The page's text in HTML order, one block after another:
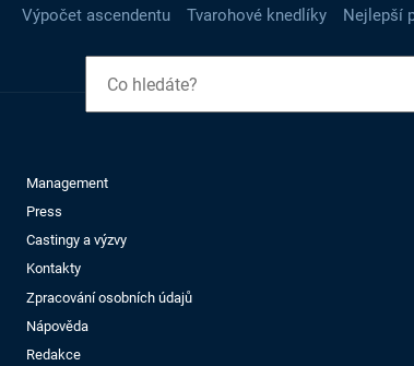
Výpočet ascendentu
Tvarohové knedlíky Nejlepší
Management
Press
Castingy a výzvy
Kontakty
Zpracování osobních údajů
Nápověda
Redakce